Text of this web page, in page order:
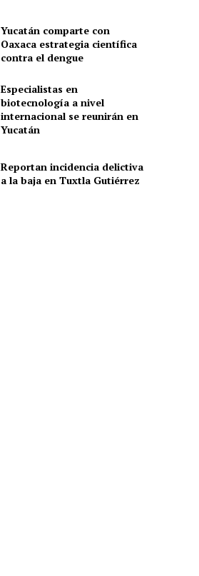
Yucatán comparte con
Oaxaca estrategia científica
contra el dengue
Especialistas en
biotecnología a nivel
internacional se reunirán en
Yucatán
Reportan incidencia delictiva
a la baja en Tuxtla Gutiérrez